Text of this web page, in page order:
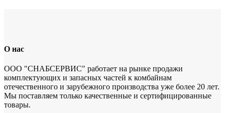
О нас
ООО "СНАБСЕРВИС" работает на рынке продажи
комплектующих и запасных частей к комбайнам
отечественного и зарубежного производства уже более 20 лет.
Мы поставляем только качественные и сертифицированные
товары.